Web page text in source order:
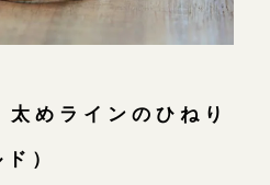
めラインのひねり
）